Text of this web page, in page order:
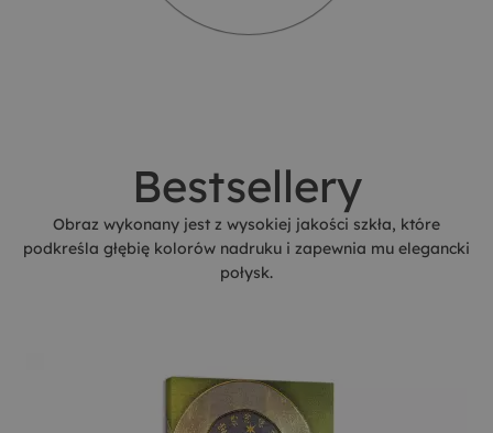
Bestsellery
Obraz wykonany jest z wysokiej jakości szkła, które
podkreśla głębię kolorów nadruku i zapewnia mu elegancki
połysk.